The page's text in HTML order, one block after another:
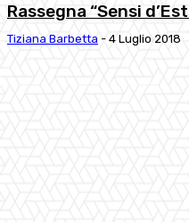
Rassegna “Sensi
Tiziana Barbetta - 4 Luglio 2018